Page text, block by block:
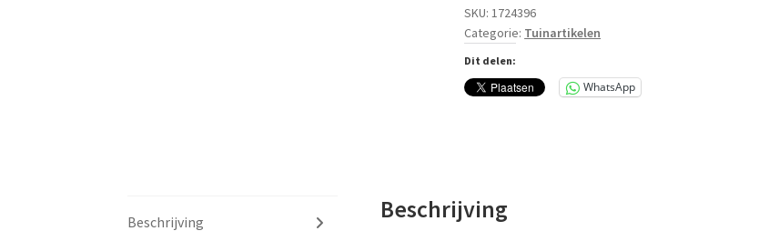
aantal
SKU: 1724396
Categorie: Tuinartikelen
Dit delen:
WhatsApp
Beschrijving Beschrijving